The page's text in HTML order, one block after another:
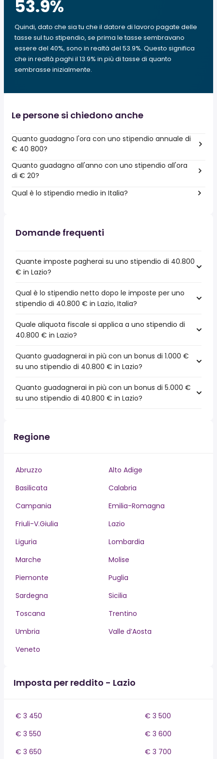
53.9%
Quindi, dato che sia tu che il datore di lavoro pagate delle
tasse sul tuo stipendio, se prima le tasse sembravano
essere del 40%, sono in realtà del 53.9%. Questo significa
che in realtà paghi il 13.9% in più di tasse di quanto
sembrasse inizialmente.
Le persone si chiedono anche
Quanto guadagno l'ora con uno stipendio annuale di
€ 40 800?
Quanto guadagno all'anno con uno stipendio all'ora
di € 20?
Qual è lo stipendio medio in Italia?
Domande frequenti
Quante imposte pagherai su uno stipendio di 40.800
€ in Lazio?
Qual è lo stipendio netto dopo le imposte per uno
stipendio di 40.800 € in Lazio, Italia?
Quale aliquota fiscale si applica a uno stipendio di
40.800 € in Lazio?
Quanto guadagnerai in più con un bonus di 1.000 €
su uno stipendio di 40.800 € in Lazio?
Quanto guadagnerai in più con un bonus di 5.000 €
su uno stipendio di 40.800 € in Lazio?
Regione
Abruzzo
Alto Adige
Basilicata
Calabria
Campania
Emilia-Romagna
Friuli-V.Giulia
Lazio
Liguria
Lombardia
Marche
Molise
Piemonte
Puglia
Sardegna
Sicilia
Toscana
Trentino
Umbria
Valle d’Aosta
Veneto
Imposta per reddito - Lazio
€ 3 450
€ 3 500
€ 3 550
€ 3 600
€ 3 650
€ 3 700